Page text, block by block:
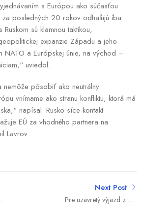
s Európou ako súčasťou
za posledných 20 rokov odhaľujú iba
sú klamnou taktikou,
expanzie Západu a jeho
NATO a Európskej únie, na východ –
uviedol.
nemôže pôsobiť ako neutrálny
vnímame ako stranu konfliktu, ktorá má
napísal. Rusko síce kontakt
EÚ za vhodného partnera na
Lavrov.
Next Post
Pre uzavretý výjazd z D4